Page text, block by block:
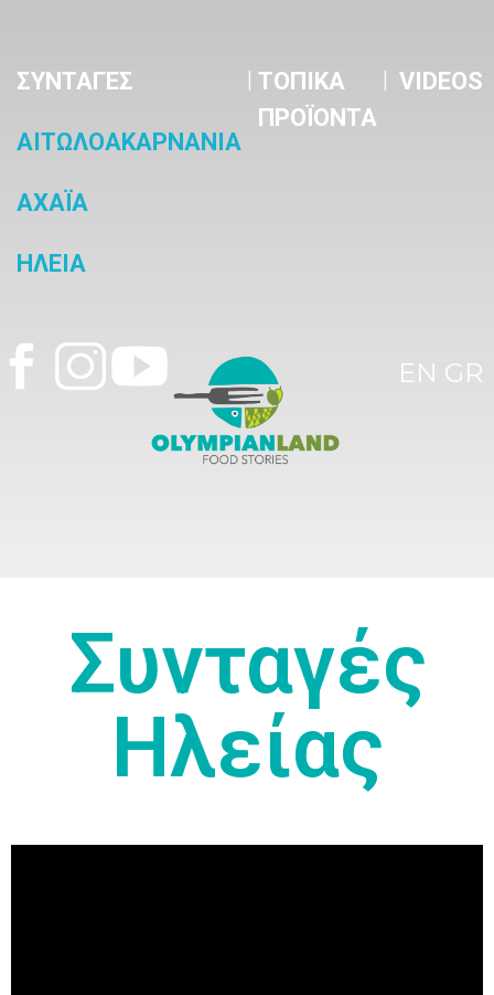
ΣΥΝΤΑΓΕΣ
ΑΙΤΩΛΟΑΚΑΡΝΑΝΙΑ
ΑΧΑΪΑ
ΗΛΕΙΑ
| ΤΟΠΙΚΑ
ΠΡΟΪΟΝΤΑ
| VIDEOS
EN GR
Συνταγές
Ηλείας